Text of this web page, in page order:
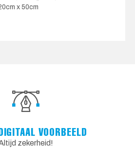
x 50cm
VOORBEELD
zekerheid!